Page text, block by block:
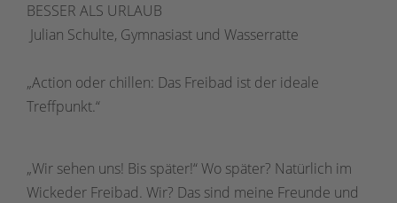
BESSER ALS URLAUB
Julian Schulte, Gymnasiast und Wasserratte
„Action oder chillen: Das Freibad ist der ideale
Treffpunkt.“
„Wir sehen uns! Bis später!“ Wo später? Natürlich im
Wickeder Freibad. Wir? Das sind meine Freunde und